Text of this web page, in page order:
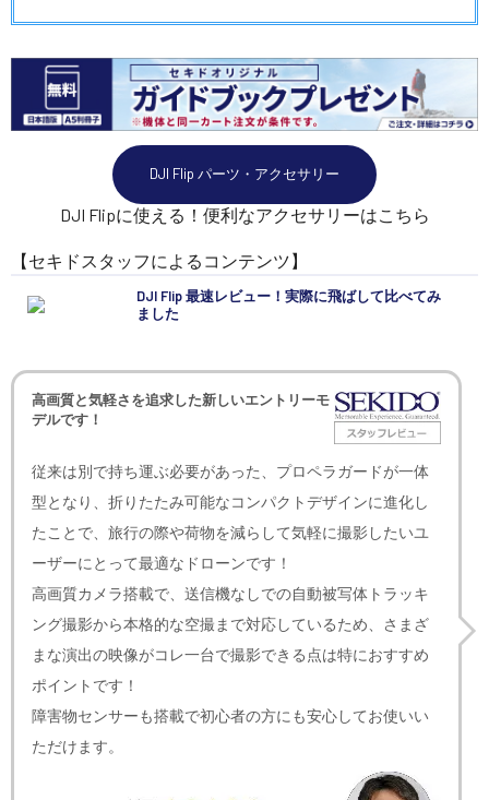
DJI Flip パーツ・アクセサリー
DJI Flipに使える！便利なアクセサリーはこちら
【セキドスタッフによるコンテンツ】
DJI Flip 最速レビュー！実際に飛ばして比べてみ
ました
高画質と気軽さを追求した新しいエントリーモ
デルです！
従来は別で持ち運ぶ必要があった、プロペラガードが一体
型となり、折りたたみ可能なコンパクトデザインに進化し
たことで、旅行の際や荷物を減らして気軽に撮影したいユ
ーザーにとって最適なドローンです！
高画質カメラ搭載で、送信機なしでの自動被写体トラッキ
ング撮影から本格的な空撮まで対応しているため、さまざ
まな演出の映像がコレ一台で撮影できる点は特におすすめ
ポイントです！
障害物センサーも搭載で初心者の方にも安心してお使いい
ただけます。